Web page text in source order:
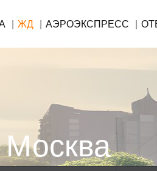
ЖД АЭРОЭКСПРЕСС